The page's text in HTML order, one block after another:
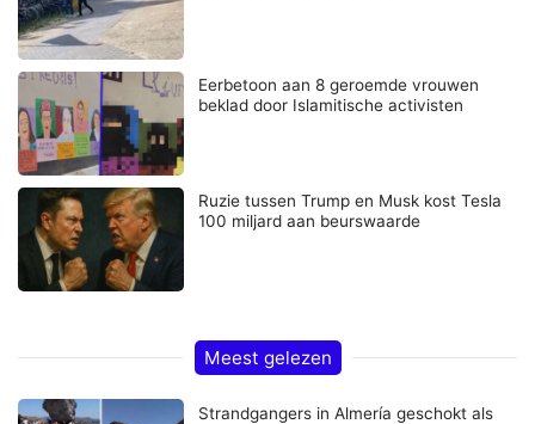
Eerbetoon aan 8 geroemde vrouwen
beklad door Islamitische activisten
Ruzie tussen Trump en Musk kost Tesla
100 miljard aan beurswaarde
Meest gelezen
Strandgangers in Almería geschokt als